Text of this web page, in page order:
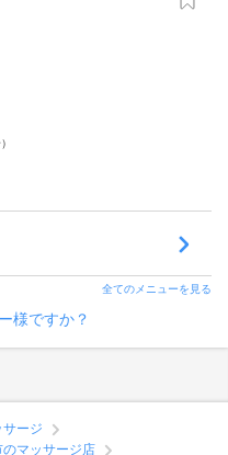
全てのメニューを見る
様ですか？
サージ
マッサージ店